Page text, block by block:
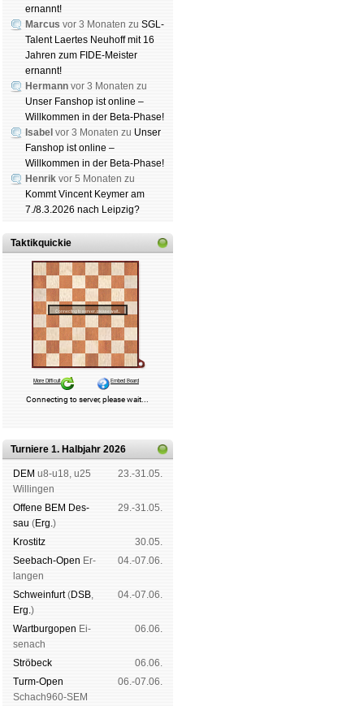
ernannt!
Marcus vor 3 Monaten zu SGL-
Talent Laertes Neuhoff mit 16
Jahren zum FIDE-Meister
ernannt!
Hermann vor 3 Monaten zu
Unser Fanshop ist online –
Willkommen in der Beta-Phase!
Isabel vor 3 Monaten zu Unser
Fanshop ist online –
Willkommen in der Beta-Phase!
Henrik vor 5 Monaten zu
Kommt Vincent Keymer am
7./8.3.2026 nach Leipzig?
Taktikquickie
Turniere 1. Halbjahr 2026
DEM u8-u18, u25
Wil­lin­gen
23.-31.05.
Offene BEM Des­
sau (Erg.)
29.-31.05.
Kros­titz
30.05.
See­bach-Open Er­
lan­gen
04.-07.06.
Schwein­furt(DSB,
Erg.)
04.-07.06.
Wart­burg­open Ei­
se­nach
06.06.
Strö­beck
06.06.
Turm-Open
Schach960-SEM
06.-07.06.